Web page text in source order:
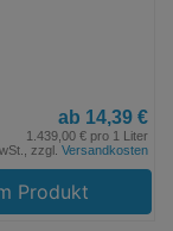
ab 14,39 €
1.439,00 € pro 1 Liter
zzgl. Versandkosten
Produkt